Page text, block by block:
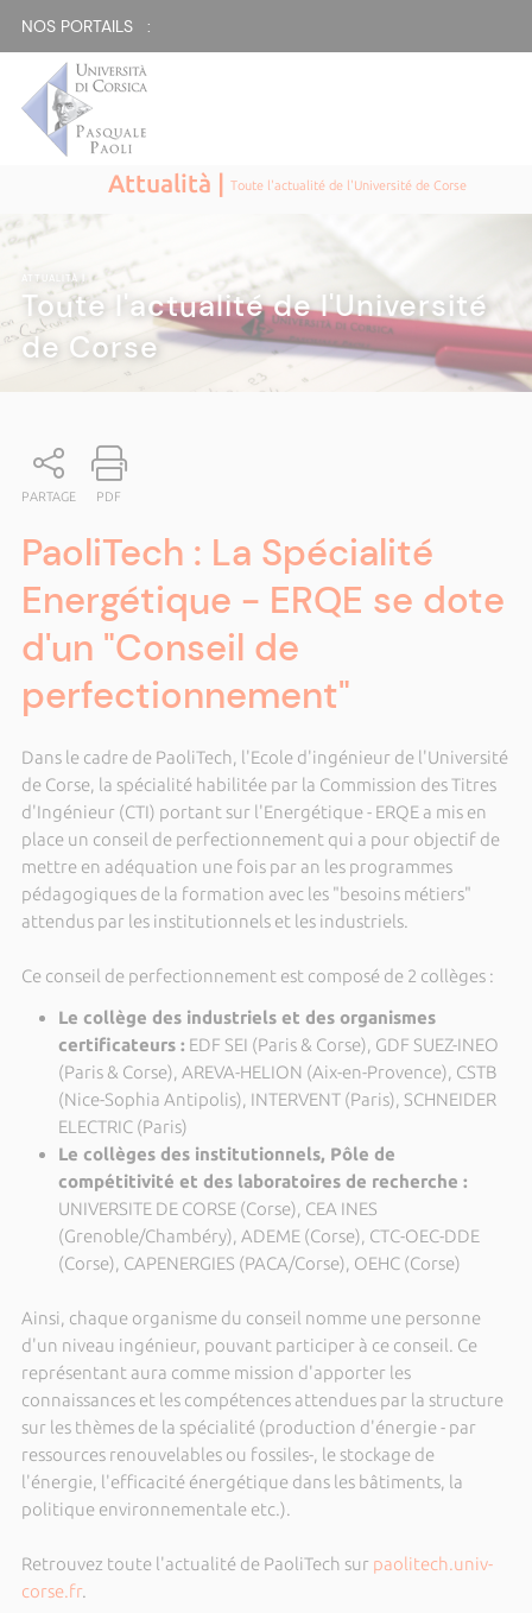
NOS PORTAILS :
Attualità |Toute l'actualité de l'Université de Corse
ATTUALITÀ|
Toute l'actualité de l'Université
de Corse
PARTAGE PDF
PaoliTech : La Spécialité
Energétique - ERQE se dote
d'un "Conseil de
perfectionnement"
Dans le cadre de PaoliTech, l'Ecole d'ingénieur de l'Université
de Corse, la spécialité habilitée par la Commission des Titres
d'Ingénieur (CTI) portant sur l'Energétique - ERQE a mis en
place un conseil de perfectionnement qui a pour objectif de
mettre en adéquation une fois par an les programmes
pédagogiques de la formation avec les "besoins métiers"
attendus par les institutionnels et les industriels.
Ce conseil de perfectionnement est composé de 2 collèges :
Le collège des industriels et des organismes
certificateurs : EDF SEI (Paris & Corse), GDF SUEZ-INEO
(Paris & Corse), AREVA-HELION (Aix-en-Provence), CSTB
(Nice-Sophia Antipolis), INTERVENT (Paris), SCHNEIDER
ELECTRIC (Paris)
Le collèges des institutionnels, Pôle de
compétitivité et des laboratoires de recherche :
UNIVERSITE DE CORSE (Corse), CEA INES
(Grenoble/Chambéry), ADEME (Corse), CTC-OEC-DDE
(Corse), CAPENERGIES (PACA/Corse), OEHC (Corse)
Ainsi, chaque organisme du conseil nomme une personne
d'un niveau ingénieur, pouvant participer à ce conseil. Ce
représentant aura comme mission d'apporter les
connaissances et les compétences attendues par la structure
sur les thèmes de la spécialité (production d'énergie - par
ressources renouvelables ou fossiles-, le stockage de
l'énergie, l'efficacité énergétique dans les bâtiments, la
politique environnementale etc.).
Retrouvez toute l'actualité de PaoliTech sur paolitech.univ-
corse.fr.